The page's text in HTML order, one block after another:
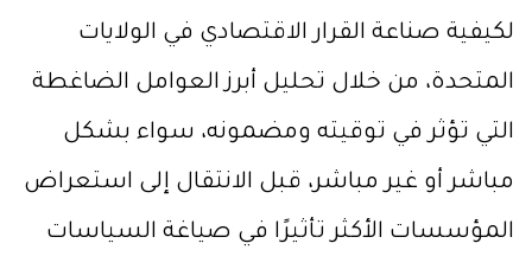
لكيفية صناعة القرار الاقتصادي في الولايات
المتحدة، من خلال تحليل أبرز العوامل الضاغطة
التي تؤثر في توقيته ومضمونه، سواء بشكل
مباشر أو غير مباشر، قبل الانتقال إلى استعراض
المؤسسات الأكثر تأثيرًا في صياغة السياسات